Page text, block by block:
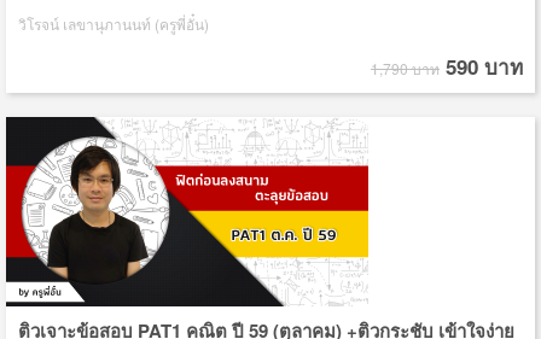
วิโรจน์ เลขานุภานนท์ (ครูพี่อั๋น)
1,790 บาท 590 บาท
ติวเจาะข้อสอบ PAT1 คณิต ปี 59 (ตุลาคม) +ติวกระชับ เข้าใจง่าย